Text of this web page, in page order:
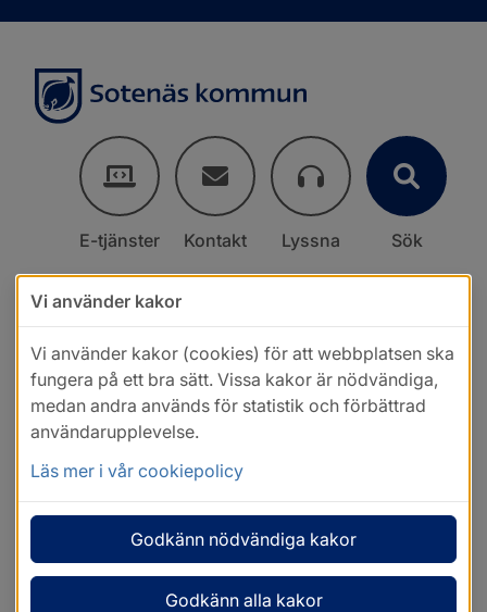
E-tjänster Kontakt Lyssna Sök
Vi använder kakor
Vi använder kakor (cookies) för att webbplatsen ska
fungera på ett bra sätt. Vissa kakor är nödvändiga,
medan andra används för statistik och förbättrad
användarupplevelse.
Läs mer i vår cookiepolicy
Godkänn nödvändiga kakor
Godkänn alla kakor